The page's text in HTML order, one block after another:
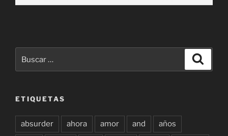
por:
ETIQUETAS
absurder ahora amor and años